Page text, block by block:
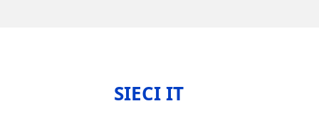
SIECI IT